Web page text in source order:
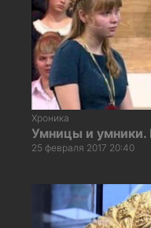
Хроника
Умницы и умники.
25 февраля 2017 20:40